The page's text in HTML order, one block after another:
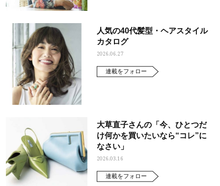
人気の40代髪型・ヘアスタイル
カタログ
2026.06.27
連載をフォロー
大草直子さんの「今、ひとつだ
け何かを買いたいなら“コレ”に
なさい」
2026.03.16
連載をフォロー